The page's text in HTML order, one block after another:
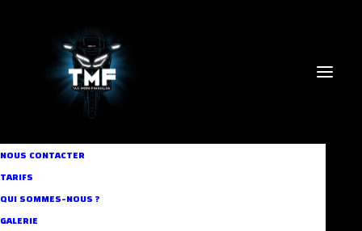
NOUS CONTACTER
TARIFS
QUI SOMMES-NOUS ?
GALERIE